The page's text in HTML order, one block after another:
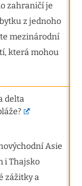
zahraničí je
z jednoho
mezinárodní
která mohou
delta
Asie
i Thajsko
zážitky a